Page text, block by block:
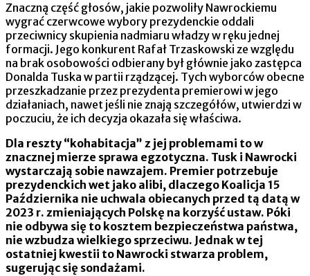
Znaczną część głosów, jakie pozwoliły Nawrockiemu
wygrać czerwcowe wybory prezydenckie oddali
przeciwnicy skupienia nadmiaru władzy w ręku jednej
formacji. Jego konkurent Rafał Trzaskowski ze względu
na brak osobowości odbierany był głównie jako zastępca
Donalda Tuska w partii rządzącej. Tych wyborców obecne
przeszkadzanie przez prezydenta premierowi w jego
działaniach, nawet jeśli nie znają szczegółów, utwierdzi w
poczuciu, że ich decyzja okazała się właściwa.
Dla reszty “kohabitacja” z jej problemami to w
znacznej mierze sprawa egzotyczna. Tusk i Nawrocki
wystarczają sobie nawzajem. Premier potrzebuje
prezydenckich wet jako alibi, dlaczego Koalicja 15
Października nie uchwala obiecanych przed tą datą w
2023 r. zmieniających Polskę na korzyść ustaw. Póki
nie odbywa się to kosztem bezpieczeństwa państwa,
nie wzbudza wielkiego sprzeciwu. Jednak w tej
ostatniej kwestii to Nawrocki stwarza problem,
sugerując się sondażami.